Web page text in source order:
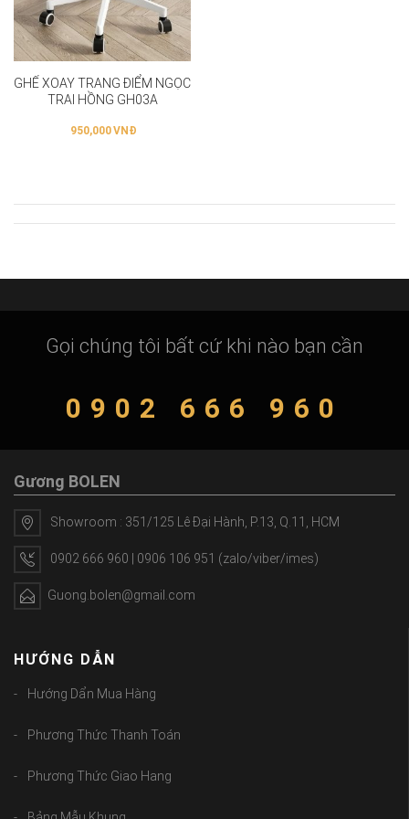
GHẾ XOAY TRANG ĐIỂM NGỌC
TRAI HỒNG GH03A
950,000VNĐ
Gọi chúng tôi bất cứ khi nào bạn cần
0902 666 960
Gương BOLEN
Showroom : 351/125 Lê Đại Hành, P.13, Q.11, HCM
0902 666 960 | 0906 106 951 (zalo/viber/imes)
Guong.bolen@gmail.com
HƯỚNG DẪN
Hướng Dẩn Mua Hàng
Phương Thức Thanh Toán
Phương Thức Giao Hang